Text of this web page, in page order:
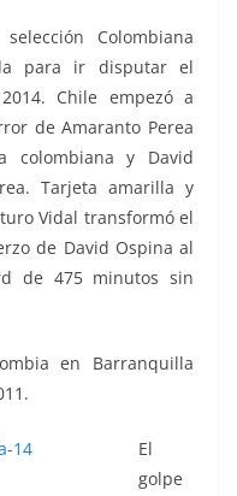
Colombiana
para ir disputar el
Chile empezó a
de Amaranto Perea
colombiana y David
Tarjeta amarilla y
Vidal transformó el
de David Ospina al
de 475 minutos sin
en Barranquilla
El
golpe